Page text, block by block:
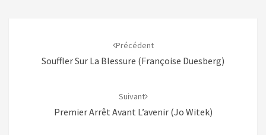
Précédent
Souffler Sur La Blessure (Françoise Duesberg)
Suivant
Premier Arrêt Avant L’avenir (Jo Witek)